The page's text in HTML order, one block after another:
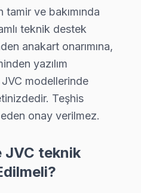
iş yeri servisi
için hemen randevu
kısaltan alışkanlıklardan
tamir ve bakımında
teknik destek
anakart onarımına,
yazılım
modellerinde
Teşhis
onay verilmez.
JVC teknik